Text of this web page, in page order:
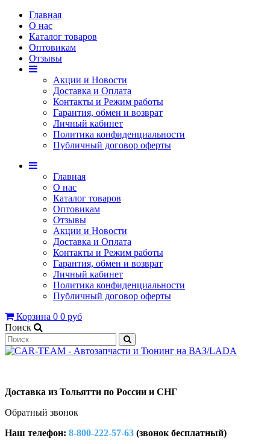
Главная
О нас
Каталог товаров
Оптовикам
Отзывы
Акции и Новости
Доставка и Оплата
Контакты и Режим работы
Гарантия, обмен и возврат
Личный кабинет
Политика конфиденциальности
Публичный договор оферты
Главная
О нас
Каталог товаров
Оптовикам
Отзывы
Акции и Новости
Доставка и Оплата
Контакты и Режим работы
Гарантия, обмен и возврат
Личный кабинет
Политика конфиденциальности
Публичный договор оферты
Корзина 0 0 руб
Поиск
Доставка из Тольятти по России и СНГ
Обратный звонок
Наш телефон: 8-800-222-57-63 (звонок бесплатный)